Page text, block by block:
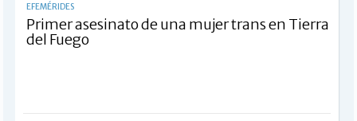
EFEMÉRIDES
Primer asesinato de una mujer trans en Tierra
del Fuego